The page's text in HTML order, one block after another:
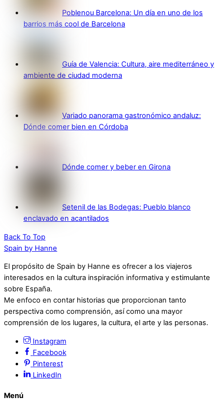
Poblenou Barcelona: Un día en uno de los
barrios más cool de Barcelona
Guía de Valencia: Cultura, aire mediterráneo y
ambiente de ciudad moderna
Variado panorama gastronómico andaluz:
Dónde comer bien en Córdoba
Dónde comer y beber en Girona
Setenil de las Bodegas: Pueblo blanco
enclavado en acantilados
Back To Top
Spain by Hanne
El propósito de Spain by Hanne es ofrecer a los viajeros
interesados en la cultura inspiración informativa y estimulante
sobre España.
Me enfoco en contar historias que proporcionan tanto
perspectiva como comprensión, así como una mayor
comprensión de los lugares, la cultura, el arte y las personas.
Instagram
Facebook
Pinterest
LinkedIn
Menú